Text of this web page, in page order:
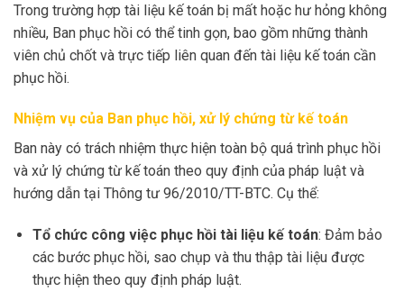
Trong trường hợp tài liệu kế toán bị mất hoặc hư hỏng không
nhiều, Ban phục hồi có thể tinh gọn, bao gồm những thành
viên chủ chốt và trực tiếp liên quan đến tài liệu kế toán cần
phục hồi.
Nhiệm vụ của Ban phục hồi, xử lý chứng từ kế toán
Ban này có trách nhiệm thực hiện toàn bộ quá trình phục hồi
và xử lý chứng từ kế toán theo quy định của pháp luật và
hướng dẫn tại Thông tư 96/2010/TT-BTC. Cụ thể:
Tổ chức công việc phục hồi tài liệu kế toán: Đảm bảo
các bước phục hồi, sao chụp và thu thập tài liệu được
thực hiện theo quy định pháp luật.